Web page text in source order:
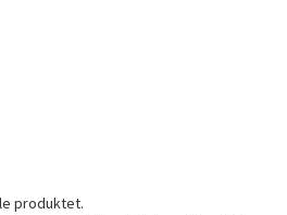
produktet.